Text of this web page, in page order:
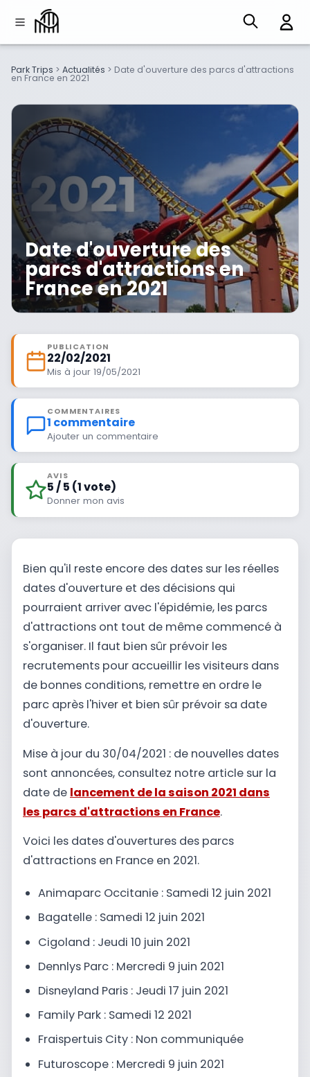
Park Trips > Actualités > Date d'ouverture des parcs d'attractions
en France en 2021
Date d'ouverture des
parcs d'attractions en
France en 2021
PUBLICATION
22/02/2021
Mis à jour 19/05/2021
COMMENTAIRES
1 commentaire
Ajouter un commentaire
AVIS
5 / 5 (1 vote)
Donner mon avis
Bien qu'il reste encore des dates sur les réelles
dates d'ouverture et des décisions qui
pourraient arriver avec l'épidémie, les parcs
d'attractions ont tout de même commencé à
s'organiser. Il faut bien sûr prévoir les
recrutements pour accueillir les visiteurs dans
de bonnes conditions, remettre en ordre le
parc après l'hiver et bien sûr prévoir sa date
d'ouverture.
Mise à jour du 30/04/2021 : de nouvelles dates
sont annoncées, consultez notre article sur la
date de lancement de la saison 2021 dans
les parcs d'attractions en France.
Voici les dates d'ouvertures des parcs
d'attractions en France en 2021.
Animaparc Occitanie : Samedi 12 juin 2021
Bagatelle : Samedi 12 juin 2021
Cigoland : Jeudi 10 juin 2021
Dennlys Parc : Mercredi 9 juin 2021
Disneyland Paris : Jeudi 17 juin 2021
Family Park : Samedi 12 2021
Fraispertuis City : Non communiquée
Futuroscope : Mercredi 9 juin 2021